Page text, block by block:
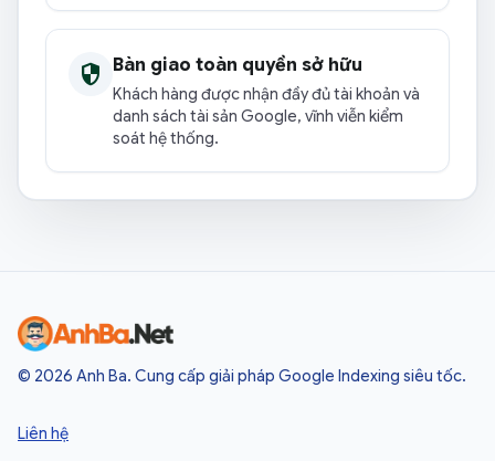
security Bàn giao toàn quyền sở hữu
Khách hàng được nhận đầy đủ tài khoản và
danh sách tài sản Google, vĩnh viễn kiểm
soát hệ thống.
Anh Ba — về đầu trang
© 2026 Anh Ba. Cung cấp giải pháp Google Indexing siêu tốc.
Liên hệ